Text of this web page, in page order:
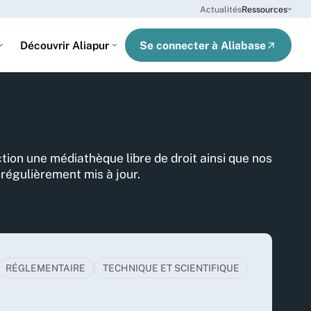
ActualitésRessources
Découvrir Aliapur Se connecter à Aliabase
une médiathèque libre de droit ainsi que nos
mis à jour.
RÉGLEMENTAIRE TECHNIQUE ET SCIENTIFIQUE